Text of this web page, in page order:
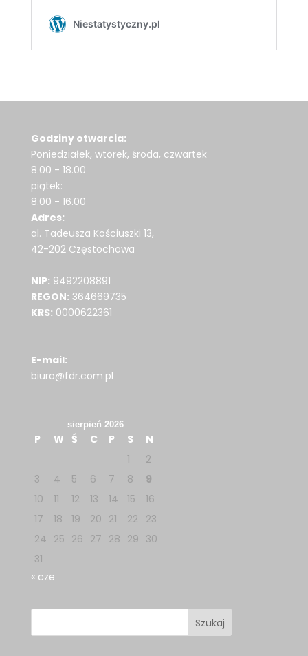
Godziny otwarcia:
Poniedziałek, wtorek, środa, czwartek
8.00 - 18.00
piątek:
8.00 - 16.00
Adres:
al. Tadeusza Kościuszki 13,
42-202 Częstochowa
NIP: 9492208891
REGON: 364669735
KRS: 0000622361
E-mail:
biuro@fdr.com.pl
sierpień 2026
P W Ś C P S
N
1
2
3
4 5 6 7 8
9
10
11 12 13 14 15
16
17
18 19 20 21 22
23
24 25 26 27 28 29 30
31
« cze